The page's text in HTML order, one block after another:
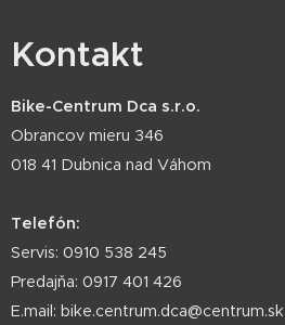
Kontakt
Bike-Centrum Dca s.r.o.
Obrancov mieru 346
018 41 Dubnica nad Váhom
Telefón:
Servis: 0910 538 245
Predajňa: 0917 401 426
E.mail: bike.centrum.dca@centrum.sk